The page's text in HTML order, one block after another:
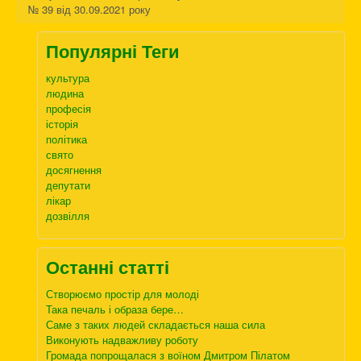
№ 39 від 30.09.2021 року
Популярні Теги
культура
людина
професія
історія
політика
свято
досягнення
депутати
лікар
дозвілля
Останні статті
Створюємо простір для молоді
Така печаль і образа бере…
Саме з таких людей складається наша сила
Виконують надважливу роботу
Громада попрощалася з воїном Дмитром Пілатом